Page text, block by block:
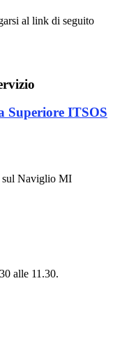
al link di seguito
Superiore ITSOS
sul Naviglio MI
alle 11.30.